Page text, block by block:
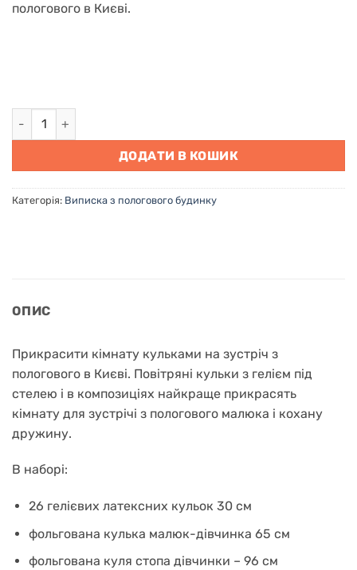
пологового в Києві.
Прикрасити кімнату кульками на зустріч з пологового в
ДОДАТИ В КОШИК
Категорія: Виписка з пологового будинку
ОПИС
Прикрасити кімнату кульками на зустріч з
пологового в Києві. Повітряні кульки з гелієм під
стелею і в композиціях найкраще прикрасять
кімнату для зустрічі з пологового малюка і кохану
дружину.
В наборі:
26 гелієвих латексних кульок 30 см
фольгована кулька малюк-дівчинка 65 см
фольгована куля стопа дівчинки – 96 см